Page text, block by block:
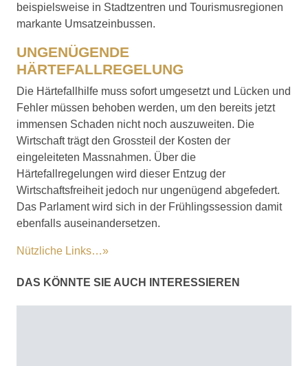
beispielsweise in Stadtzentren und Tourismusregionen
markante Umsatzeinbussen.
UNGENÜGENDE
HÄRTEFALLREGELUNG
Die Härtefallhilfe muss sofort umgesetzt und Lücken und
Fehler müssen behoben werden, um den bereits jetzt
immensen Schaden nicht noch auszuweiten. Die
Wirtschaft trägt den Grossteil der Kosten der
eingeleiteten Massnahmen. Über die
Härtefallregelungen wird dieser Entzug der
Wirtschaftsfreiheit jedoch nur ungenügend abgefedert.
Das Parlament wird sich in der Frühlingssession damit
ebenfalls auseinandersetzen.
Nützliche Links…»
DAS KÖNNTE SIE AUCH INTERESSIEREN